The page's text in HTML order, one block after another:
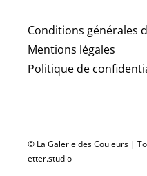
Conditions générales
Mentions légales
Politique de
© La Galerie des Couleurs |
etter.studio